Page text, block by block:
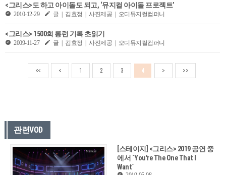
<그리스>도 하고 아이돌도 되고, ‘뮤지컬 아이돌 프로젝트’
2010-12-29 글 | 김효정 | 사진제공 | 오디뮤지컬컴퍼니
<그리스> 1500회 롱런 기록 초읽기
2009-11-27 글 | 김효정 | 사진제공 | 오디뮤지컬컴퍼니
<< < 1 2 3 4 > >>
관련VOD
[스테이지] <그리스> 2019 공연 중
에서 `You're The One That I
Want`